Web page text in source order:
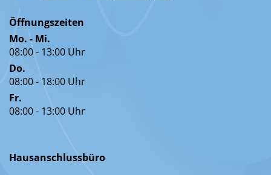
Öffnungszeiten
Mo. - Mi.
08:00 - 13:00 Uhr
Do.
08:00 - 18:00 Uhr
Fr.
08:00 - 13:00 Uhr
Hausanschlussbüro